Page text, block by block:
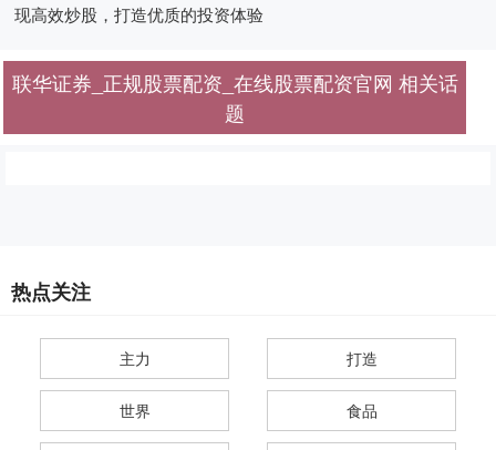
现高效炒股，打造优质的投资体验
联华证券_正规股票配资_在线股票配资官网 相关话
题
热点关注
主力 打造
世界 食品